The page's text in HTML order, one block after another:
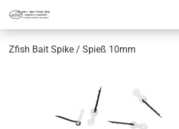
Zfish Bait Spike / Spieß 10mm